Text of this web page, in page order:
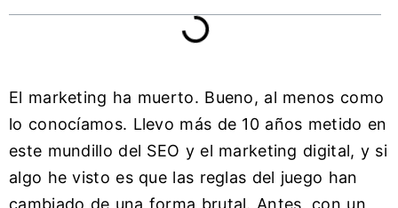
El marketing ha muerto. Bueno, al menos como
lo conocíamos. Llevo más de 10 años metido en
este mundillo del SEO y el marketing digital, y si
algo he visto es que las reglas del juego han
cambiado de una forma brutal. Antes, con un